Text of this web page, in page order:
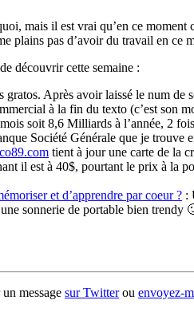
mais il est vrai qu’en ce moment
plains pas d’avoir du travail en ce
découvrir cette semaine :
gratos. Après avoir laissé le num
à la fin du texto (c’est son
soit 8,6 Milliards à l’année, 2
Société Générale que je trouve
tient à jour une carte de la
il est à 40$, pourtant le prix à la
et d’apprendre par coeur ? :
sonnerie de portable bien trendy
message sur Twitterou envoyez-